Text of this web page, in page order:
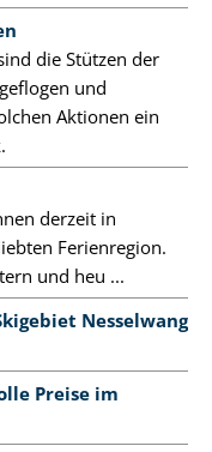
die Stützen der
und
Aktionen ein
derzeit in
Ferienregion.
und heu ...
Nesselwang
Preise im